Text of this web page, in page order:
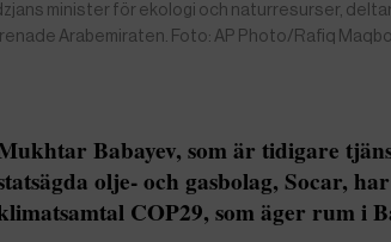
minister för ekologi och naturresurser,
Arabemiraten. Foto: AP Photo/Rafiq
Babayev, som är tidigare
olje- och gasbolag, Socar,
COP29, som äger rum i